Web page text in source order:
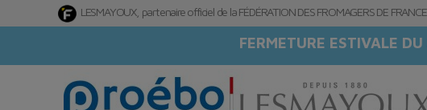
LESMAYOUX, partenaire officiel de la FÉDÉRATION DES FROMAGERS DE FRANCE
FERMETURE ESTIVALE